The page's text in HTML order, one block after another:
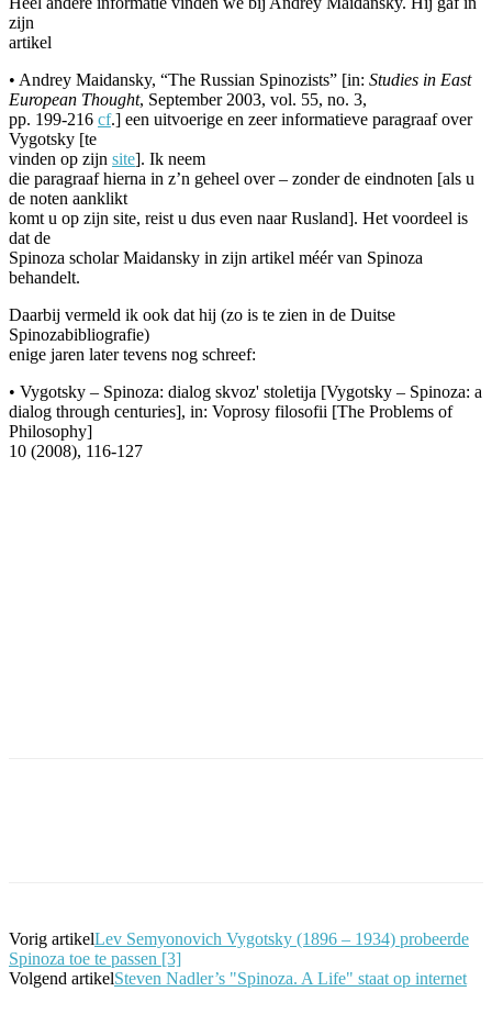
zijn
artikel
• Andrey Maidansky, “The Russian Spinozists” [in: Studies in East
European Thought, September 2003, vol. 55, no. 3,
pp. 199-216 cf.] een uitvoerige en zeer informatieve paragraaf over
Vygotsky [te
vinden op zijn site]. Ik neem
die paragraaf hierna in z’n geheel over – zonder de eindnoten [als u
de noten aanklikt
komt u op zijn site, reist u dus even naar Rusland]. Het voordeel is
dat de
Spinoza scholar Maidansky in zijn artikel méér van Spinoza
behandelt.
Daarbij vermeld ik ook dat hij (zo is te zien in de Duitse
Spinozabibliografie)
enige jaren later tevens nog schreef:
• Vygotsky – Spinoza: dialog skvoz' stoletija [Vygotsky – Spinoza: a
dialog through centuries], in: Voprosy filosofii [The Problems of
Philosophy]
10 (2008), 116-127
Vorig artikelLev Semyonovich Vygotsky (1896 – 1934) probeerde
Spinoza toe te passen [3]
Volgend artikelSteven Nadler’s "Spinoza. A Life" staat op internet